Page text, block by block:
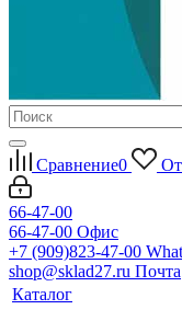
Сравнение0
66-47-00
66-47-00 Офис
+7 (909)823-47-00
shop@sklad27.ru Почта
Каталог